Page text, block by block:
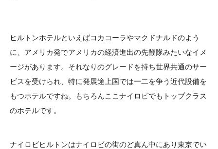
ヒルトンホテルといえばコカコーラやマクドナルドのよう
に、アメリカ発でアメリカの経済進出の先鞭隊みたいなイメ
ージがあります。それなりのグレードを持ち世界共通のサー
ビスを受けられ、特に発展途上国では一二を争う近代設備を
もつホテルですね。もちろんここナイロビでもトップクラス
のホテルです。
ナイロビヒルトンはナイロビの街のど真ん中にあり東京でい